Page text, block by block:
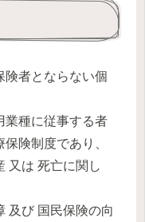
険者とならない個
業種に従事する者
険制度であり、
又は 死亡に関し
及び 国民保険の向